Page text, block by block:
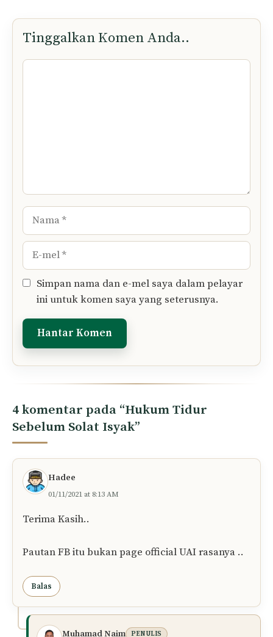
Tinggalkan Komen Anda..
Komen
Nama
E-
mel
Simpan nama dan e-mel saya dalam pelayar
ini untuk komen saya yang seterusnya.
4 komentar pada “Hukum Tidur
Sebelum Solat Isyak”
Hadee
01/11/2021 at 8:13 AM
Terima Kasih..
Pautan FB itu bukan page official UAI rasanya ..
Balas
Muhamad Naim PENULIS